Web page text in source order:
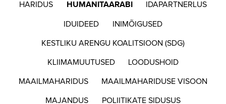
HARIDUS HUMANITAARABI IDAPARTNERLUS
IDUIDEED INIMÕIGUSED
KESTLIKU ARENGU KOALITSIOON (SDG)
KLIIMAMUUTUSED LOODUSHOID
MAAILMAHARIDUS MAAILMAHARIDUSE VISOON
MAJANDUS POLIITIKATE SIDUSUS